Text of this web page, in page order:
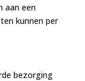
aan een
kunnen per
bezorging